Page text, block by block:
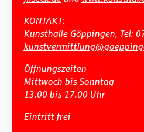
KONTAKT:
Kunsthalle Göppingen, Tel:
Öffnungszeiten
Mittwoch bis Sonntag
13.00 bis 17.00 Uhr
Eintritt frei